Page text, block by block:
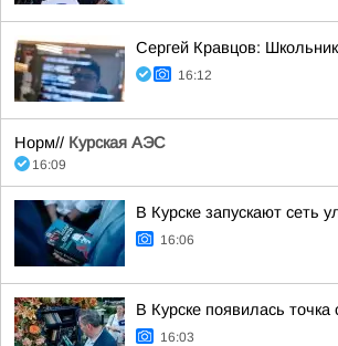
Сергей Кравцов:
16:12
Норм// Курская АЭС
16:09
В Курске запускают сеть
16:06
В Курске появилась точка
16:03